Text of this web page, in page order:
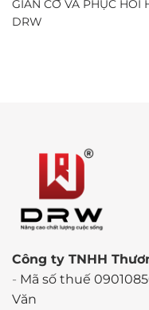
GIÃN CƠ VÀ PHỤC HỒI
DRW
Công ty TNHH
- Mã số thuế
Văn